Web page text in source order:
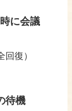
に会議
回復）
待機